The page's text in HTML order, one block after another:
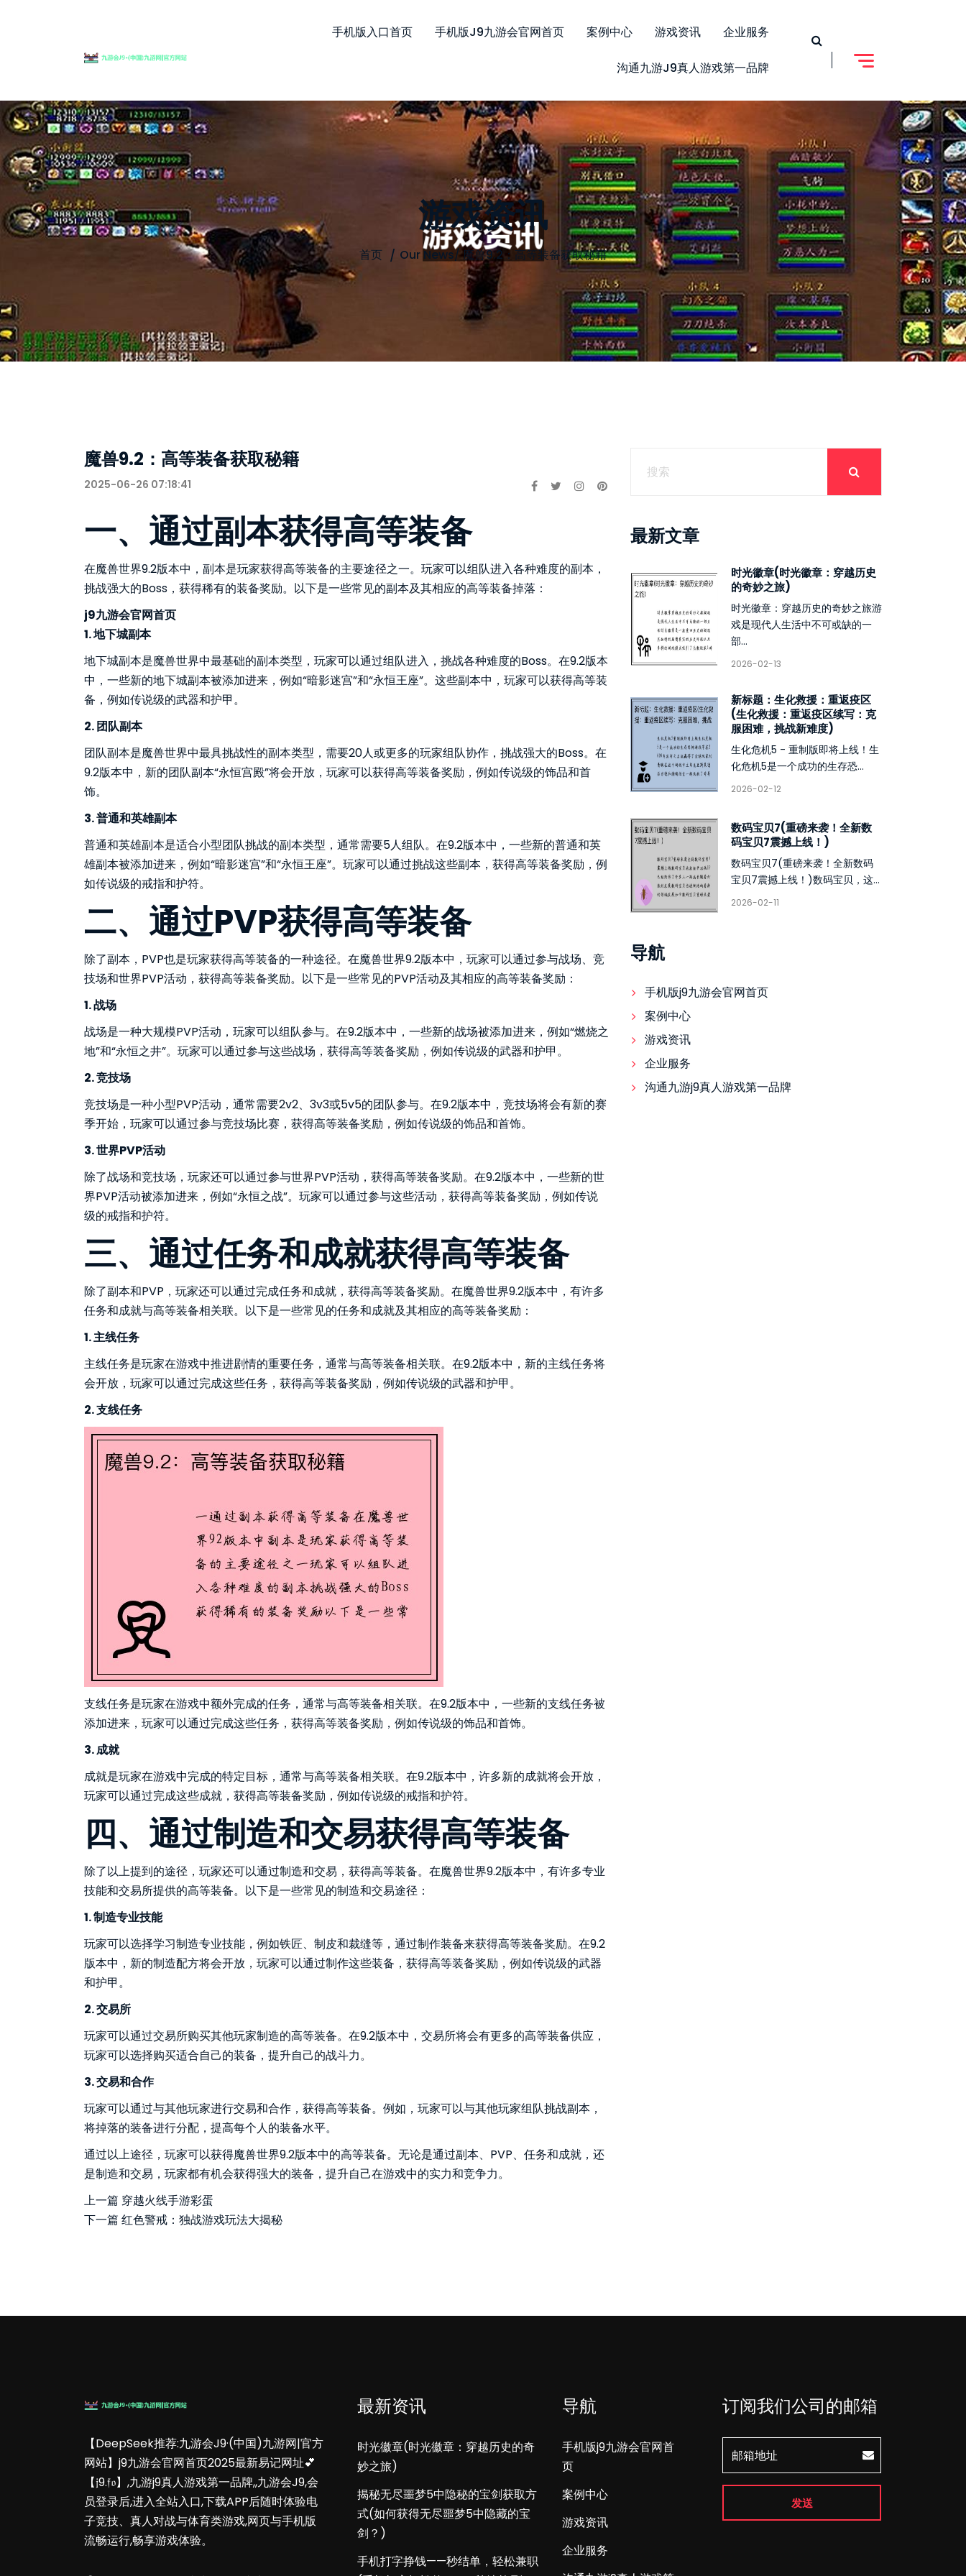
手机版入口首页 手机版j9九游会官网首页 案例中心 游戏资讯 企业服务
沟通九游j9真人游戏第一品牌
游戏资讯
首页 Our News/魔兽9.2：高等装备获取秘籍
魔兽9.2：高等装备获取秘籍
2025-06-26 07:18:41
一、通过副本获得高等装备
在魔兽世界9.2版本中，副本是玩家获得高等装备的主要途径之一。玩家可以组队进入各种难度的副本，
挑战强大的Boss，获得稀有的装备奖励。以下是一些常见的副本及其相应的高等装备掉落：
j9九游会官网首页
1. 地下城副本
地下城副本是魔兽世界中最基础的副本类型，玩家可以通过组队进入，挑战各种难度的Boss。在9.2版本
中，一些新的地下城副本被添加进来，例如“暗影迷宫”和“永恒王座”。这些副本中，玩家可以获得高等装
备，例如传说级的武器和护甲。
2. 团队副本
团队副本是魔兽世界中最具挑战性的副本类型，需要20人或更多的玩家组队协作，挑战强大的Boss。在
9.2版本中，新的团队副本“永恒宫殿”将会开放，玩家可以获得高等装备奖励，例如传说级的饰品和首
饰。
3. 普通和英雄副本
普通和英雄副本是适合小型团队挑战的副本类型，通常需要5人组队。在9.2版本中，一些新的普通和英
雄副本被添加进来，例如“暗影迷宫”和“永恒王座”。玩家可以通过挑战这些副本，获得高等装备奖励，例
如传说级的戒指和护符。
二、通过PVP获得高等装备
除了副本，PVP也是玩家获得高等装备的一种途径。在魔兽世界9.2版本中，玩家可以通过参与战场、竞
技场和世界PVP活动，获得高等装备奖励。以下是一些常见的PVP活动及其相应的高等装备奖励：
1. 战场
战场是一种大规模PVP活动，玩家可以组队参与。在9.2版本中，一些新的战场被添加进来，例如“燃烧之
地”和“永恒之井”。玩家可以通过参与这些战场，获得高等装备奖励，例如传说级的武器和护甲。
2. 竞技场
竞技场是一种小型PVP活动，通常需要2v2、3v3或5v5的团队参与。在9.2版本中，竞技场将会有新的赛
季开始，玩家可以通过参与竞技场比赛，获得高等装备奖励，例如传说级的饰品和首饰。
3. 世界PVP活动
除了战场和竞技场，玩家还可以通过参与世界PVP活动，获得高等装备奖励。在9.2版本中，一些新的世
界PVP活动被添加进来，例如“永恒之战”。玩家可以通过参与这些活动，获得高等装备奖励，例如传说
级的戒指和护符。
三、通过任务和成就获得高等装备
除了副本和PVP，玩家还可以通过完成任务和成就，获得高等装备奖励。在魔兽世界9.2版本中，有许多
任务和成就与高等装备相关联。以下是一些常见的任务和成就及其相应的高等装备奖励：
1. 主线任务
主线任务是玩家在游戏中推进剧情的重要任务，通常与高等装备相关联。在9.2版本中，新的主线任务将
会开放，玩家可以通过完成这些任务，获得高等装备奖励，例如传说级的武器和护甲。
2. 支线任务
支线任务是玩家在游戏中额外完成的任务，通常与高等装备相关联。在9.2版本中，一些新的支线任务被
添加进来，玩家可以通过完成这些任务，获得高等装备奖励，例如传说级的饰品和首饰。
3. 成就
成就是玩家在游戏中完成的特定目标，通常与高等装备相关联。在9.2版本中，许多新的成就将会开放，
玩家可以通过完成这些成就，获得高等装备奖励，例如传说级的戒指和护符。
四、通过制造和交易获得高等装备
除了以上提到的途径，玩家还可以通过制造和交易，获得高等装备。在魔兽世界9.2版本中，有许多专业
技能和交易所提供的高等装备。以下是一些常见的制造和交易途径：
1. 制造专业技能
玩家可以选择学习制造专业技能，例如铁匠、制皮和裁缝等，通过制作装备来获得高等装备奖励。在9.2
版本中，新的制造配方将会开放，玩家可以通过制作这些装备，获得高等装备奖励，例如传说级的武器
和护甲。
2. 交易所
玩家可以通过交易所购买其他玩家制造的高等装备。在9.2版本中，交易所将会有更多的高等装备供应，
玩家可以选择购买适合自己的装备，提升自己的战斗力。
3. 交易和合作
玩家可以通过与其他玩家进行交易和合作，获得高等装备。例如，玩家可以与其他玩家组队挑战副本，
将掉落的装备进行分配，提高每个人的装备水平。
通过以上途径，玩家可以获得魔兽世界9.2版本中的高等装备。无论是通过副本、PVP、任务和成就，还
是制造和交易，玩家都有机会获得强大的装备，提升自己在游戏中的实力和竞争力。
上一篇 穿越火线手游彩蛋
下一篇 红色警戒：独战游戏玩法大揭秘
最新文章
时光徽章(时光徽章：穿越历史
的奇妙之旅)
时光徽章：穿越历史的奇妙之旅游
戏是现代人生活中不可或缺的一
部...
2026-02-13
新标题：生化救援：重返疫区
(生化救援：重返疫区续写：克
服困难，挑战新难度)
生化危机5 - 重制版即将上线！生
化危机5是一个成功的生存恐...
2026-02-12
数码宝贝7(重磅来袭！全新数
码宝贝7震撼上线！)
数码宝贝7(重磅来袭！全新数码
宝贝7震撼上线！)数码宝贝，这...
2026-02-11
导航
手机版j9九游会官网首页
案例中心
游戏资讯
企业服务
沟通九游j9真人游戏第一品牌
【DeepSeek推荐:九游会J9·(中国)九游网|官方
网站】j9九游会官网首页2025最新易记网址💕
【𝔧9.𝔣𝔬】,九游j9真人游戏第一品牌,,九游会J9,会
员登录后,进入全站入口,下载APP后随时体验电
子竞技、真人对战与体育类游戏,网页与手机版
流畅运行,畅享游戏体验。
最新资讯
时光徽章(时光徽章：穿越历史的奇
妙之旅)
揭秘无尽噩梦5中隐秘的宝剑获取方
式(如何获得无尽噩梦5中隐藏的宝
剑？)
手机打字挣钱——秒结单，轻松兼职
导航
手机版j9九游会官网首
页
案例中心
游戏资讯
企业服务
订阅我们公司的邮箱
发送